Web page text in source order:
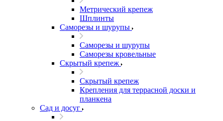
Метрический крепеж
Шплинты
Саморезы и шурупы
Саморезы и шурупы
Саморезы кровельные
Скрытый крепеж
Скрытый крепеж
Крепления для террасной доски и
планкена
Сад и досуг